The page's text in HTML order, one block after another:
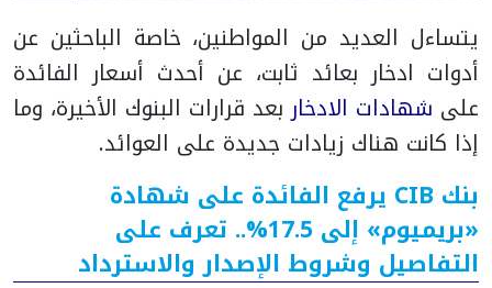
يتساءل العديد من المواطنين، خاصة الباحثين عن
أدوات ادخار بعائد ثابت، عن أحدث أسعار الفائدة
على شهادات الادخاربعد قرارات البنوك الأخيرة، وما
إذا كانت هناك زيادات جديدة على العوائد.
بنك CIB يرفع الفائدة على شهادة
«بريميوم» إلى 17.5%.. تعرف على
التفاصيل وشروط الإصدار والاسترداد